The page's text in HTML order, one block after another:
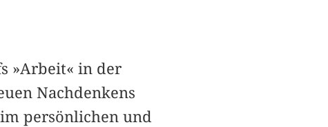
»Arbeit« in der
Nachdenkens
persönlichen und